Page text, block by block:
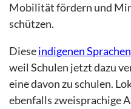
Mobilität fördern und
schützen.
Dieseindigenen Sprachen
weil Schulen jetzt dazu
eine davon zu schulen.
ebenfalls zweisprachige